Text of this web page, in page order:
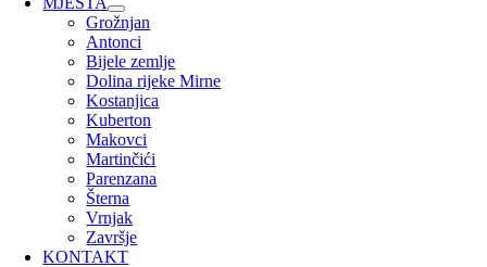
Grožnjan
Antonci
Bijele zemlje
Dolina rijeke Mirne
Kostanjica
Kuberton
Makovci
Martinčići
Parenzana
Šterna
Vrnjak
Završje
KONTAKT